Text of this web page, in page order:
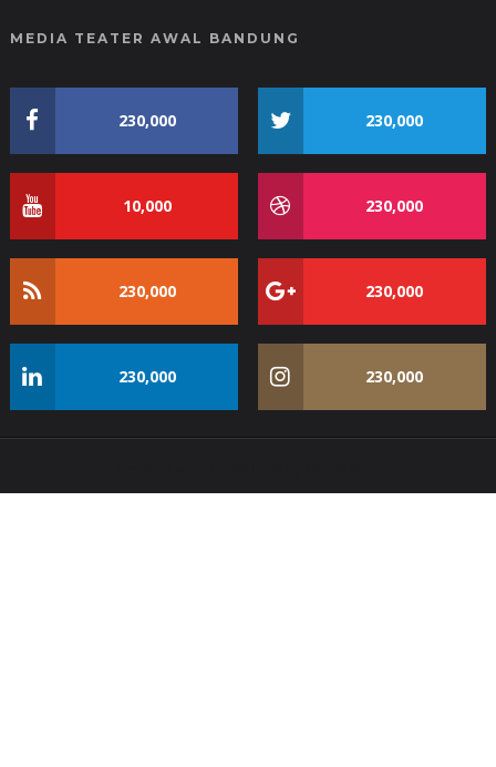
MEDIA TEATER AWAL BANDUNG
230,000 230,000
10,000 230,000
230,000 230,000
230,000 230,000